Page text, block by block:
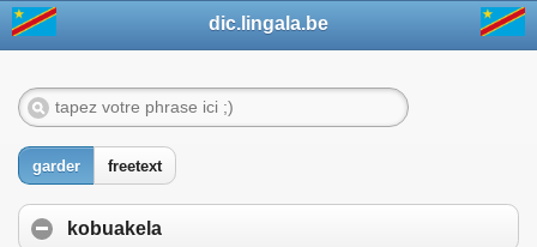
dic.lingala.be
garder freetext
kobuakela